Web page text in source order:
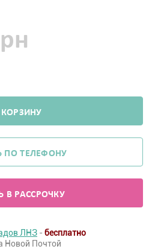
КОРЗИНУ
ПО ТЕЛЕФОНУ
В РАССРОЧКУ
ЛНЗ - бесплатно
Новой Почтой